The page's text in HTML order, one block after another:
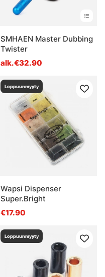
SMHAEN Master Dubbing
Twister
alk.€32.90
Loppuunmyyty
Wapsi Dispenser
Super.Bright
€17.90
Loppuunmyyty